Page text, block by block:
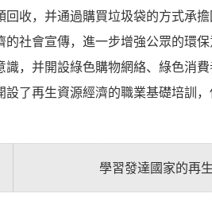
收，并通過購買垃圾袋的方式承
社會宣傳，進一步增強公眾的環
，并開設綠色購物網絡、綠色消
了再生資源經濟的職業基礎培訓
學習發達國家的再